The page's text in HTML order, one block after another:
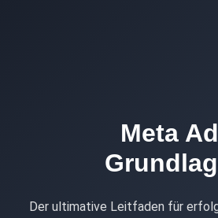
Meta
Der ultimative Leitfaden für